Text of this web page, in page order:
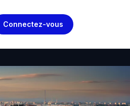
Connectez-vous